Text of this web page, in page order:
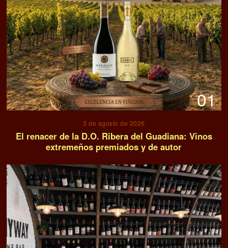
01
3 de agosto de 2026
El renacer de la D.O. Ribera del Guadiana: Vinos
extremeños premiados y de autor